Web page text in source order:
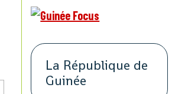
La République de
Guinée